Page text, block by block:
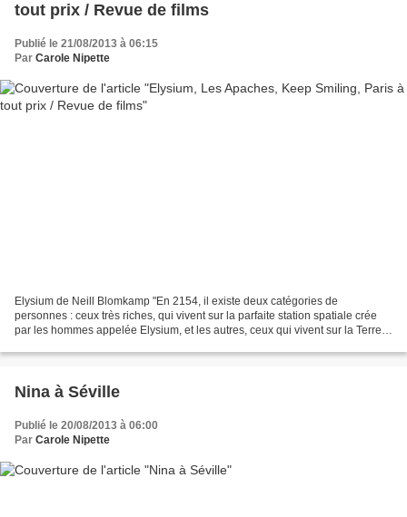
tout prix / Revue de films
Publié le 21/08/2013 à 06:15
Par Carole Nipette
Elysium de Neill Blomkamp "En 2154, il existe deux catégories de
personnes : ceux très riches, qui vivent sur la parfaite station spatiale crée
par les hommes appelée Elysium, et les autres, ceux qui vivent sur la Terre
Nina à Séville
Publié le 20/08/2013 à 06:00
Par Carole Nipette